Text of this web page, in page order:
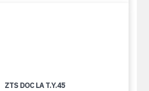
ZTS DOC LA T.Y.45